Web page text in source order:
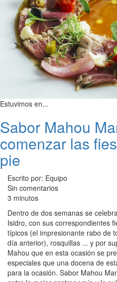
Estuvimos en...
Sabor Mahou
comenzar las
pie
Escrito por: Equipo
Sin comentarios
3 minutos
Dentro de dos semanas se
Isidro, con sus correspondientes
típicos (el impresionante rabo de
día anterior), rosquillas ... y por
Mahou que en esta ocasión se
especiales que una docena de
para la ocasión. Sabor Mahou